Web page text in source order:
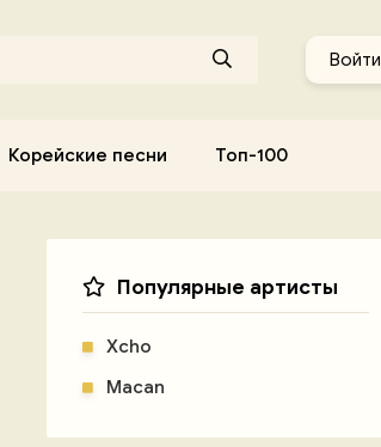
Войти
Корейские песни Топ-100
Популярные артисты
Xcho
Macan